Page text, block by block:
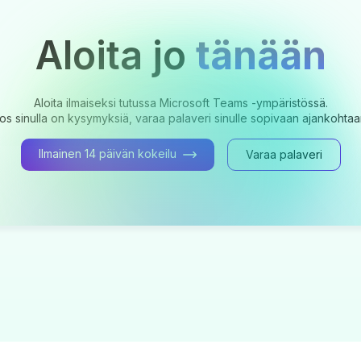
Aloita jotänään
Aloita ilmaiseksi tutussa Microsoft Teams -ympäristössä.
sinulla on kysymyksiä, varaa palaveri sinulle sopivaan
Ilmainen 14 päivän kokeilu Varaa palaveri